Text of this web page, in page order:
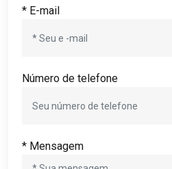
* E-mail
Número de telefone
* Mensagem